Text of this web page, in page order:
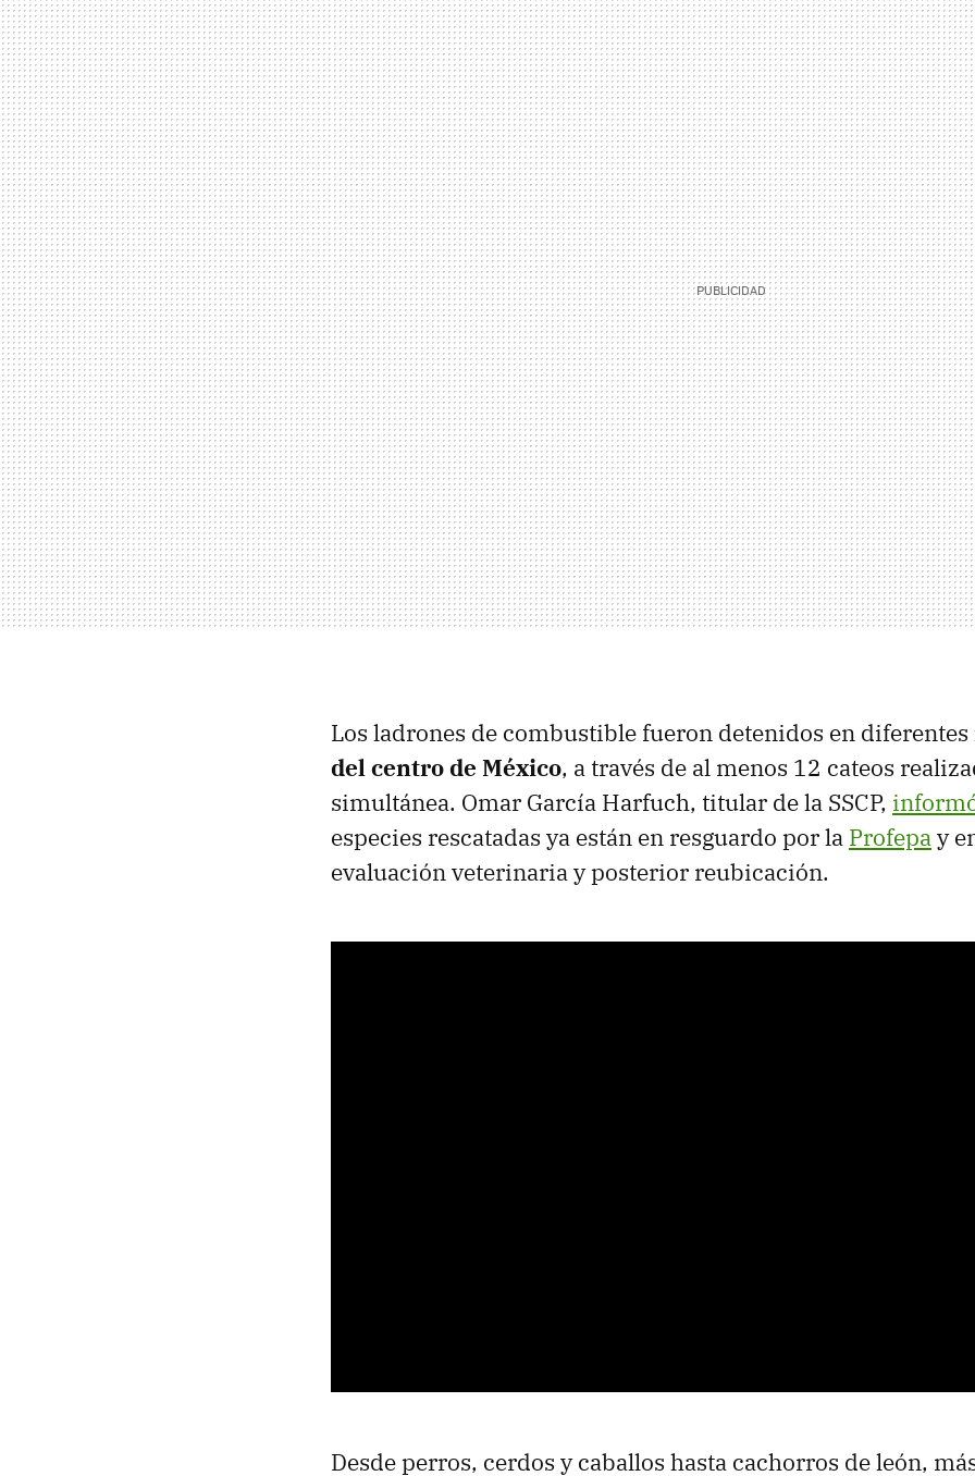
Los ladrones de combustible fueron detenidos en diferentes
del centro de México, a través de al menos 12 cateos
simultánea. Omar García Harfuch, titular de la SSCP,
especies rescatadas ya están en resguardo por la Profepay
evaluación veterinaria y posterior reubicación.
Desde perros, cerdos y caballos hasta cachorros de león,